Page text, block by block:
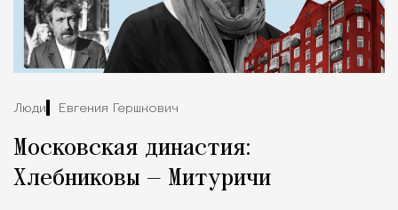
Люди Евгения Гершкович
Московская династия:
Хлебниковы — Митуричи